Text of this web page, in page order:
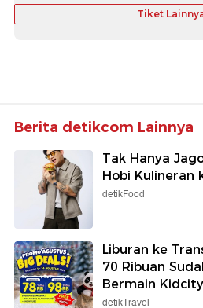
Tiket
Berita detikcom Lainnya
Tak Hanya
Hobi Kulineran
detikFood
Liburan ke
70 Ribuan
Bermain
detikTravel